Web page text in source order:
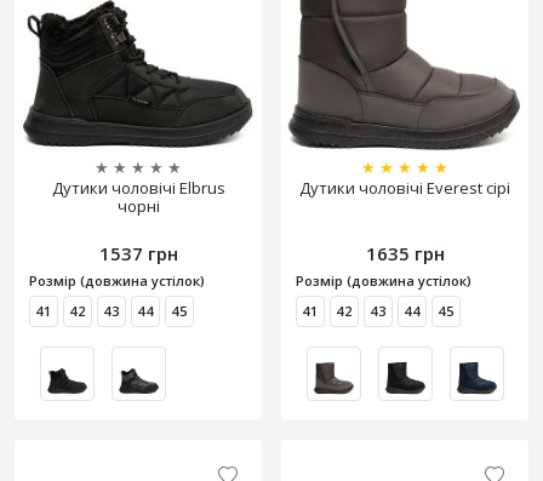
★ ★ ★ ★ ★
Дутики чоловічі Elbrus
чорні
1537 грн
Розмір (довжина устілок)
41
42 43 44 45
★ ★ ★ ★ ★
Дутики чоловічі Everest сірі
1635 грн
Розмір (довжина устілок)
41
42 43 44 45